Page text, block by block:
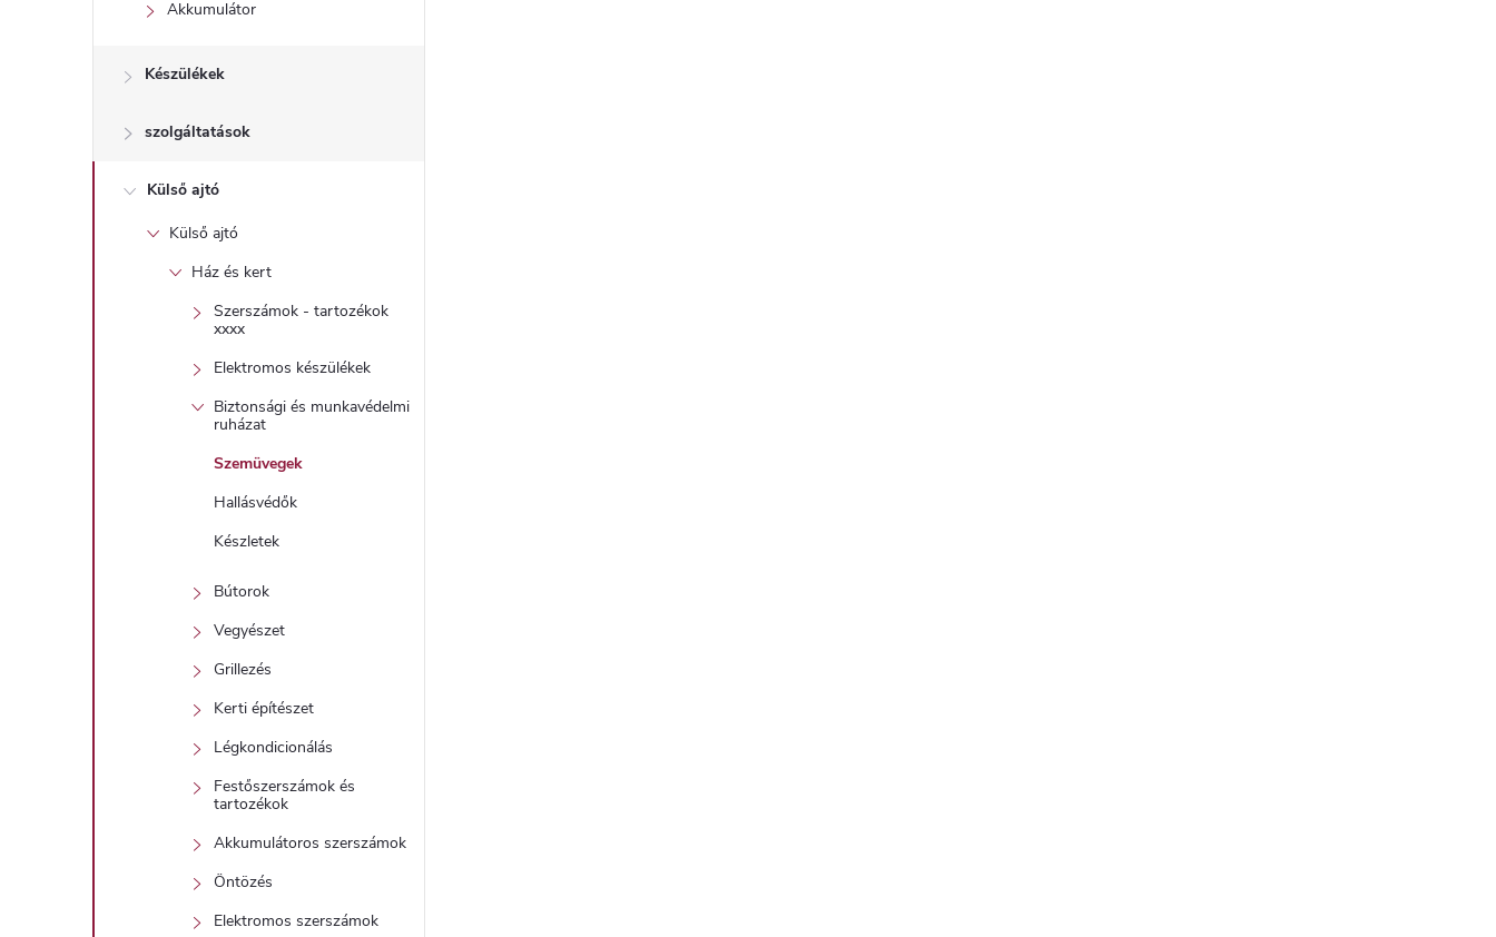
Akkumulátor
Készülékek
szolgáltatások
Külső ajtó
Külső ajtó
Ház és kert
Szerszámok - tartozékok
xxxx
Elektromos készülékek
Biztonsági és munkavédelmi
ruházat
Szemüvegek
Hallásvédők
Készletek
Bútorok
Vegyészet
Grillezés
Kerti építészet
Légkondicionálás
Festőszerszámok és
tartozékok
Akkumulátoros szerszámok
Öntözés
Elektromos szerszámok